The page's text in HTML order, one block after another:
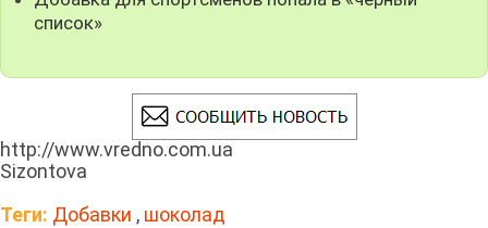
список»
http://www.vredno.com.ua
Sizontova
Теги: Добавки , шоколад